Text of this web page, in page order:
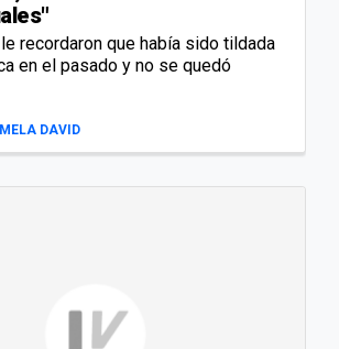
recordaron que había sido tildada
en el pasado y no se quedó
DAVID